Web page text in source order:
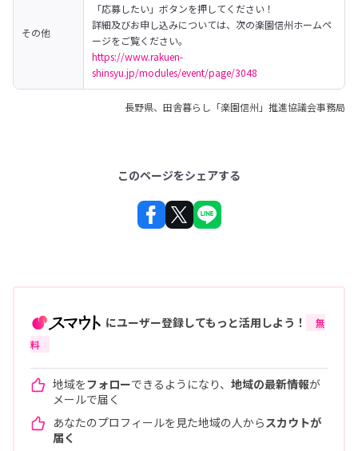
その他
「応募したい」ボタンを押してください！
詳細及びお申し込みについては、次の楽園信州ホームペ
https://www.rakuen-
shinsyu.jp/modules/event/page/3048
長野県、田舎暮らし「楽園信州」推進協議会事務局
このページをシェアする
にユーザー登録してもっと活用しよう！
無
料
地域をフォローできるようになり、 地域の最新情報が
メールで届く
あなたのプロフィールを見た地域の人から スカウトが
届く